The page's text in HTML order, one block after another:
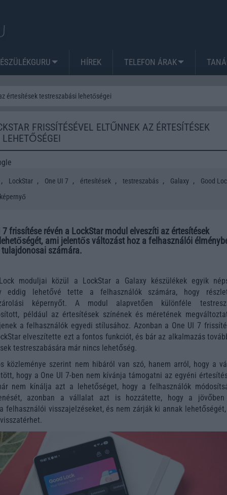
HÍREK TELEFON ÁRAK
értesítések testreszabási lehetőségei
FRISSÍTÉSÉVEL ELTŰNNEK AZ ÉRTESÍTÉSEK
, LockStar , One UI 7 , értesítések , testreszabás , Galaxy , Good
7 frissítése révén a LockStar modul elveszíti az értesítések
ami jelentős változást hoz a felhasználói
tulajdonosai számára.
moduljai közül a LockStar a Galaxy készülékek egyik
eddig lehetővé tette a felhasználók számára, hogy
képernyőt. A modul alapvetően különféle
például az értesítések színének és méretének
a felhasználók egyedi stílusához. Azonban a One UI 7
elveszítette ezt a fontos funkciót, és bár az alkalmazás
testreszabására már nincs lehetőség.
közleménye szerint nem hibáról van szó, hanem arról, hogy a
hogy a One UI 7-ben nem kívánja támogatni az egyéni
nem kínálja azt a lehetőséget, hogy a felhasználók
azonban a vállalat azt is hozzátette, hogy a jövőben
felhasználói visszajelzéseket, és nem zárják ki annak